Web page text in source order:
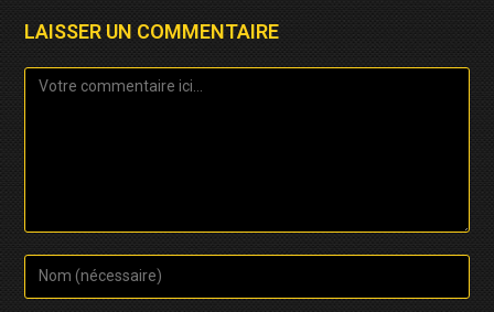
LAISSER UN COMMENTAIRE
Comment
Enter
your